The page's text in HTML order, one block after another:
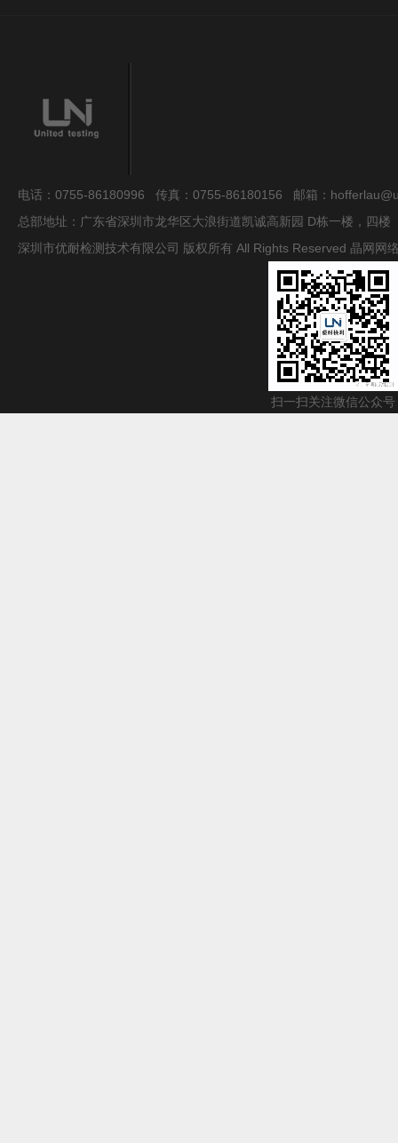
电话：0755-86180996 传真：0755-86180156 邮箱：
总部地址：广东省深圳市龙华区大浪街道凯诚高新园 D栋一楼，四楼
深圳市优耐检测技术有限公司 版权所有 All Rights Reserved 晶网网
扫一扫关注微信公众号